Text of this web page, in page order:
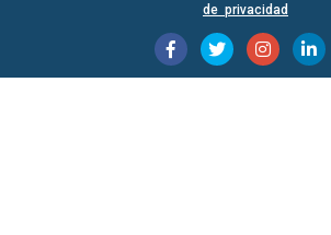
de privacidad